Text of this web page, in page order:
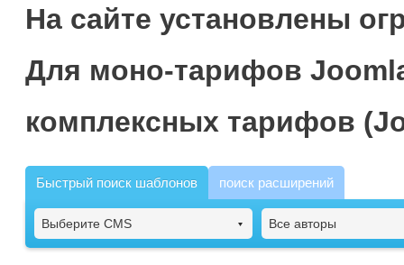
На сайте установлены
Для моно-тарифов
комплексных тарифов
Быстрый поиск шаблонов поиск расширений
Выберите CMS Все авторы